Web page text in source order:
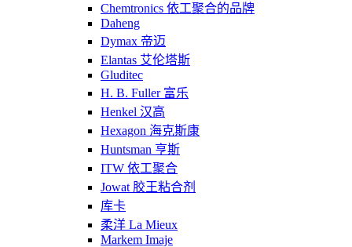
Chemtronics 依工聚合的品牌
Daheng
Dymax 帝迈
Elantas 艾伦塔斯
Gluditec
H. B. Fuller 富乐
Henkel 汉高
Hexagon 海克斯康
Huntsman 亨斯
ITW 依工聚合
Jowat 胶王粘合剂
库卡
柔洋 La Mieux
Markem Imaje